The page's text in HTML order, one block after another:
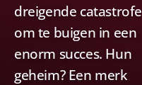
dreigende catastrofe
om te buigen in een
enorm succes. Hun
geheim? Een merk